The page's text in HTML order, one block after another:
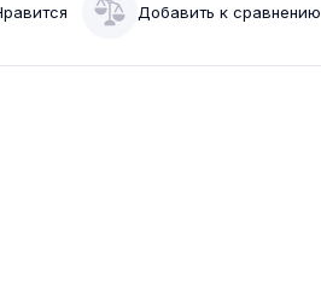
Добавить к сравнению